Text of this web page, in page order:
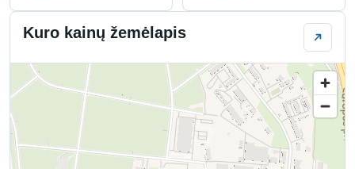
Kuro kainų žemėlapis